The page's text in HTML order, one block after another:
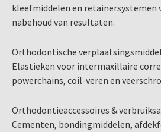
kleefmiddelen en retainersystemen
nabehoud van resultaten.
Orthodontische
Elastieken voor intermaxillaire
powerchains, coil-veren en
Orthodontieaccessoires &
Cementen, bondingmiddelen,